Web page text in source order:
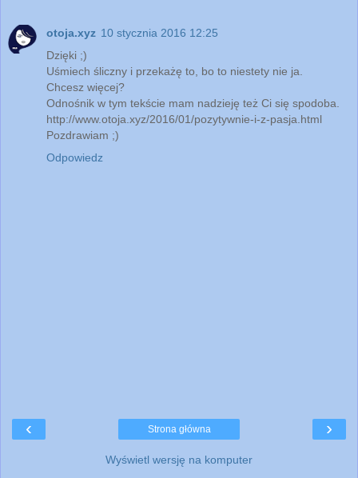
otoja.xyz 10 stycznia 2016 12:25
Dzięki ;)
Uśmiech śliczny i przekażę to, bo to niestety nie ja.
Chcesz więcej?
Odnośnik w tym tekście mam nadzieję też Ci się spodoba.
http://www.otoja.xyz/2016/01/pozytywnie-i-z-pasja.html
Pozdrawiam ;)
Odpowiedz
‹ ›
Strona główna
Wyświetl wersję na komputer